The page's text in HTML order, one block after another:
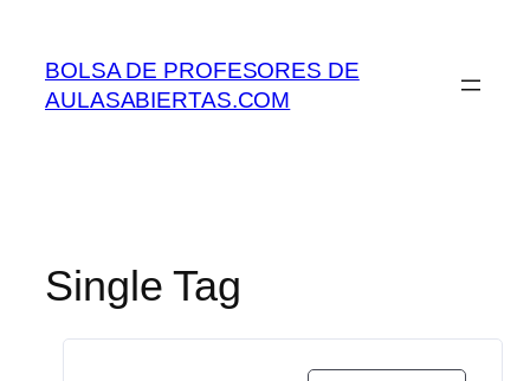
contenido
BOLSA DE PROFESORES DE
AULASABIERTAS.COM
Single Tag